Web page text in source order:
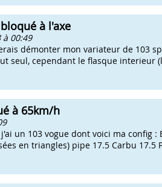
à l'axe
à 00:49
démonter mon variateur de 103
seul, cependant le flasque interieur
à 65km/h
un 103 vogue dont voici ma config
en triangles) pipe 17.5 Carbu 17.5